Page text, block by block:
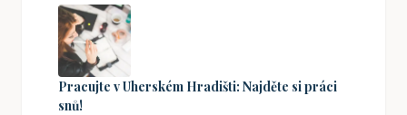
Pracujte v Uherském Hradišti: Najděte si práci
snů!